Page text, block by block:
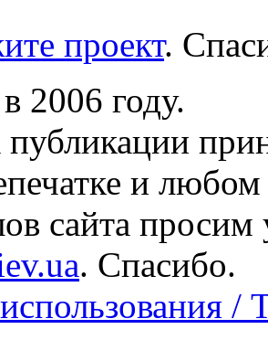
проект.
2006 году.
и
сайта просим
. Спасибо.
/